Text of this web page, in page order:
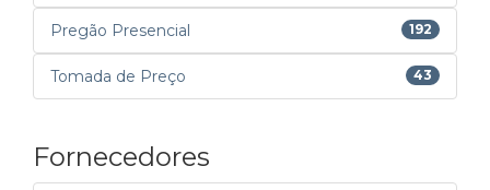
Pregão Presencial 192
Tomada de Preço 43
Fornecedores